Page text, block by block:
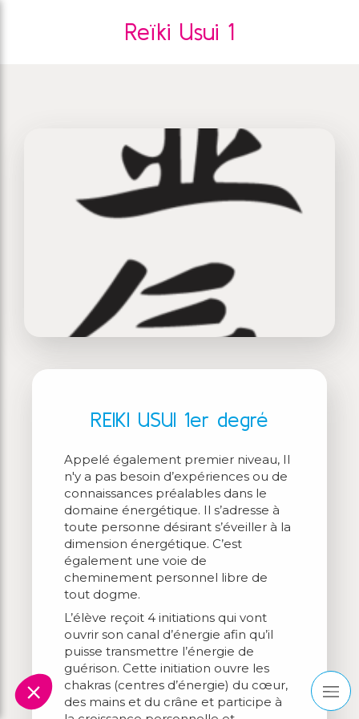
Reïki Usui 1
REIKI USUI 1er degré
Appelé également premier niveau, Il
n'y a pas besoin d’expériences ou de
connaissances préalables dans le
domaine énergétique. Il s’adresse à
toute personne désirant s’éveiller à la
dimension énergétique. C’est
également une voie de
cheminement personnel libre de
tout dogme.
L’élève reçoit 4 initiations qui vont
ouvrir son canal d’énergie afin qu’il
puisse transmettre l’énergie de
guérison. Cette initiation ouvre les
chakras (centres d’énergie) du cœur,
des mains et du crâne et participe à